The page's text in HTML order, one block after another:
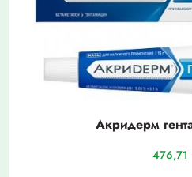
Акридерм
476,71